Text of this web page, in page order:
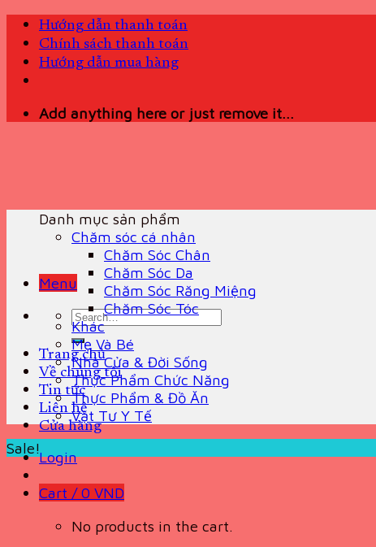
Skip
content
Hướng dẫn thanh toán
Chính sách thanh toán
Hướng dẫn mua hàng
Add anything here or just remove it...
Menu
Search
for:
Trang chủ
Về chúng tôi
Tin tức
Liên hệ
Cửa hàng
Login
Cart /0 VND
No products in the cart.
Danh mục sản phẩm
Chăm sóc cá nhân
Chăm Sóc Chân
Chăm Sóc Da
Chăm Sóc Răng Miệng
Chăm Sóc Tóc
Khác
Mẹ Và Bé
Nhà Cửa & Đời Sống
Thực Phẩm Chức Năng
Thực Phẩm & Đồ Ăn
Vật Tư Y Tế
Sale!